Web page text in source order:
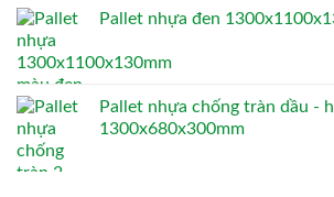
Pallet nhựa đen
Pallet nhựa chống tràn dầu -
1300x680x300mm